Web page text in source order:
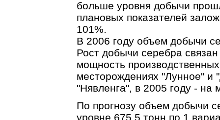
больше уровня добычи
плановых показателей
101%.
В 2006 году объем добычи
Рост добычи серебра
мощность
месторождениях "Лунное" и
"Нявленга", в 2005 году - на
По прогнозу объем добычи
уровне 675,5 тонн по 1